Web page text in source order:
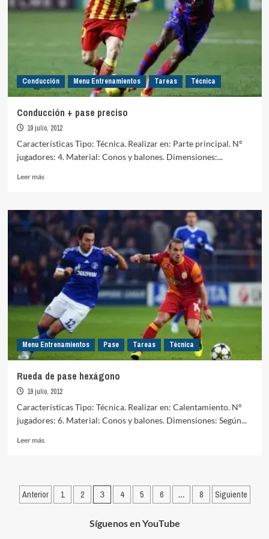
Conducción Menu Entrenamientos Tareas Técnica
Conducción + pase preciso
19 julio, 2012
Características Tipo: Técnica. Realizar en: Parte principal. Nº
jugadores: 4. Material: Conos y balones. Dimensiones:...
Leer másLeer
Conducción
+
pase
preciso
Menu Entrenamientos Pase Tareas Técnica
Rueda de pase hexágono
19 julio, 2012
Características Tipo: Técnica. Realizar en: Calentamiento. Nº
jugadores: 6. Material: Conos y balones. Dimensiones: Según...
Leer másLeer
de
pase
Paginación
Anterior 1 2 3 4 5 6 … 8 Siguiente
Síguenos en YouTube